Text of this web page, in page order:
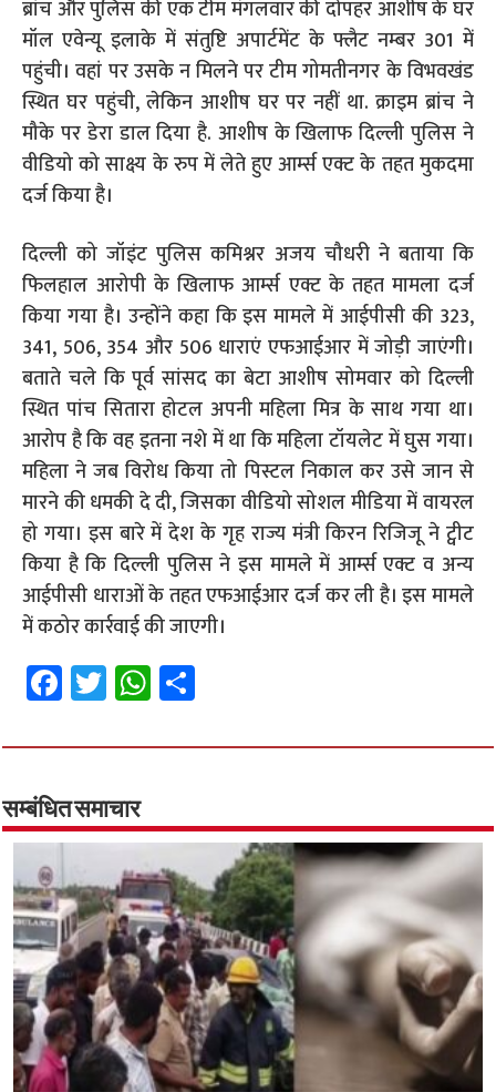
ब्रांच और पुलिस की एक टीम मंगलवार की दोपहर आशीष के घर
मॉल एवेन्यू इलाके में संतुष्टि अपार्टमेंट के फ्लैट नम्बर 301 में
पहुंची। वहां पर उसके न मिलने पर टीम गोमतीनगर के विभवखंड
स्थित घर पहुंची, लेकिन आशीष घर पर नहीं था. क्राइम ब्रांच ने
मौके पर डेरा डाल दिया है. आशीष के खिलाफ दिल्ली पुलिस ने
वीडियो को साक्ष्य के रुप में लेते हुए आर्म्स एक्ट के तहत मुकदमा
दर्ज किया है।
दिल्ली को जॉइंट पुलिस कमिश्नर अजय चौधरी ने बताया कि
फिलहाल आरोपी के खिलाफ आर्म्स एक्ट के तहत मामला दर्ज
किया गया है। उन्होंने कहा कि इस मामले में आईपीसी की 323,
341, 506, 354 और 506 धाराएं एफआईआर में जोड़ी जाएंगी।
बताते चले कि पूर्व सांसद का बेटा आशीष सोमवार को दिल्ली
स्थित पांच सितारा होटल अपनी महिला मित्र के साथ गया था।
आरोप है कि वह इतना नशे में था कि महिला टॉयलेट में घुस गया।
महिला ने जब विरोध किया तो पिस्टल निकाल कर उसे जान से
मारने की धमकी दे दी, जिसका वीडियो सोशल मीडिया में वायरल
हो गया। इस बारे में देश के गृह राज्य मंत्री किरन रिजिजू ने ट्वीट
किया है कि दिल्ली पुलिस ने इस मामले में आर्म्स एक्ट व अन्य
आईपीसी धाराओं के तहत एफआईआर दर्ज कर ली है। इस मामले
में कठोर कार्रवाई की जाएगी।
Fa
ce
b
o
o
k
T
wi
tt
er
W
h
at
p
p
ar
सम्बंधित समाचार